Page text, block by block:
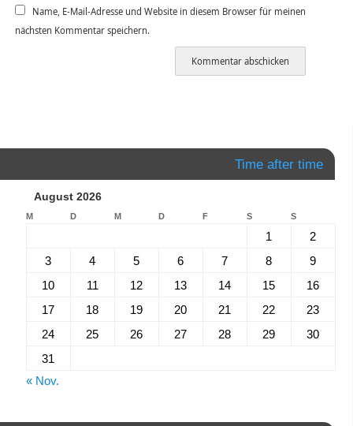
Name, E-Mail-Adresse und Website in diesem Browser für meinen
nächsten Kommentar speichern.
Time after time
August 2026
M D M D F S S
1
2
3
4 5 6 7 8
9
10
11 12 13 14 15
16
17
18 19 20 21 22
23
24
25 26 27 28 29
30
31
« Nov.